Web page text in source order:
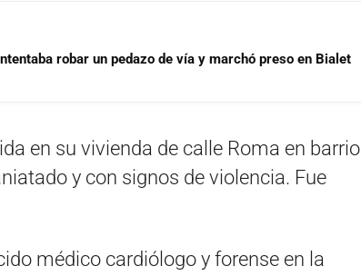
robar un pedazo de vía y marchó preso en Bialet
en su vivienda de calle Roma en barrio
y con signos de violencia. Fue
médico cardiólogo y forense en la